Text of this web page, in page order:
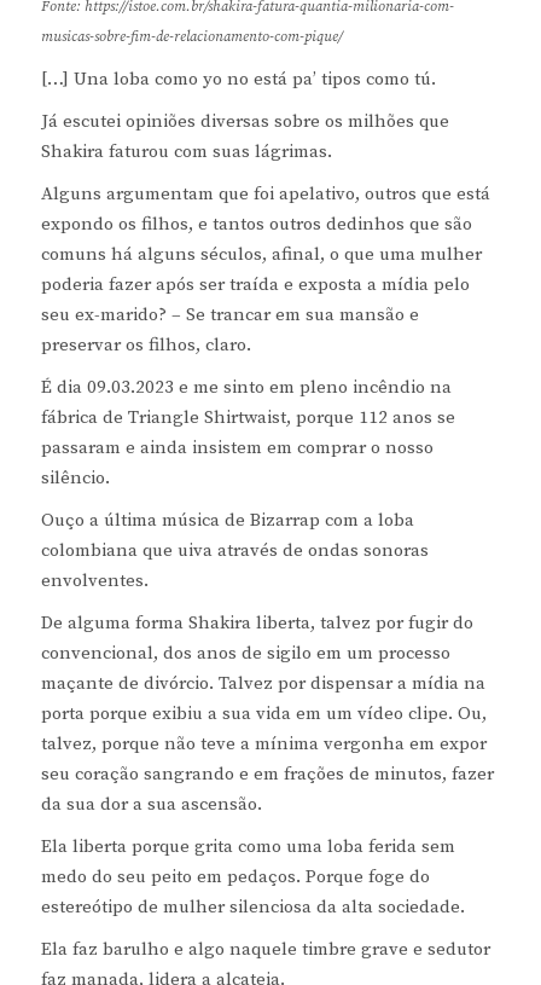
Fonte: https://istoe.com.br/shakira-fatura-quantia-milionaria-com-
musicas-sobre-fim-de-relacionamento-com-pique/
[…] Una loba como yo no está pa’ tipos como tú.
Já escutei opiniões diversas sobre os milhões que
Shakira faturou com suas lágrimas.
Alguns argumentam que foi apelativo, outros que está
expondo os filhos, e tantos outros dedinhos que são
comuns há alguns séculos, afinal, o que uma mulher
poderia fazer após ser traída e exposta a mídia pelo
seu ex-marido? – Se trancar em sua mansão e
preservar os filhos, claro.
É dia 09.03.2023 e me sinto em pleno incêndio na
fábrica de Triangle Shirtwaist, porque 112 anos se
passaram e ainda insistem em comprar o nosso
silêncio.
Ouço a última música de Bizarrap com a loba
colombiana que uiva através de ondas sonoras
envolventes.
De alguma forma Shakira liberta, talvez por fugir do
convencional, dos anos de sigilo em um processo
maçante de divórcio. Talvez por dispensar a mídia na
porta porque exibiu a sua vida em um vídeo clipe. Ou,
talvez, porque não teve a mínima vergonha em expor
seu coração sangrando e em frações de minutos, fazer
da sua dor a sua ascensão.
Ela liberta porque grita como uma loba ferida sem
medo do seu peito em pedaços. Porque foge do
estereótipo de mulher silenciosa da alta sociedade.
Ela faz barulho e algo naquele timbre grave e sedutor
faz manada, lidera a alcateia.